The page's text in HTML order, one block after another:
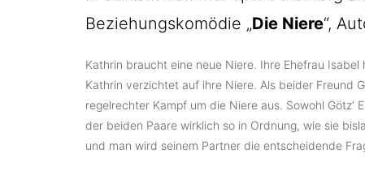
Beziehungskomödie „Die Niere“,
Kathrin braucht eine neue Niere. Ihre Ehefrau
Kathrin verzichtet auf ihre Niere. Als beider Freund
regelrechter Kampf um die Niere aus. Sowohl Götz‘
der beiden Paare wirklich so in Ordnung, wie sie
und man wird seinem Partner die entscheidende